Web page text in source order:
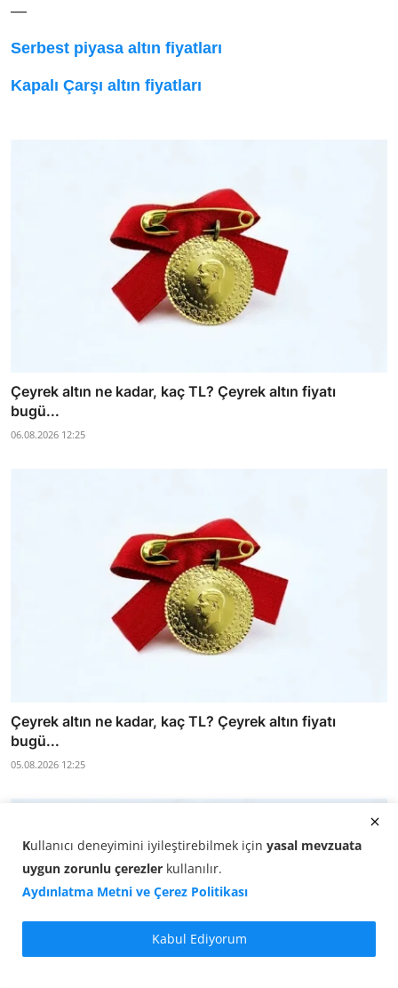
—
Serbest piyasa altın fiyatları
Kapalı Çarşı altın fiyatları
Çeyrek altın ne kadar, kaç TL? Çeyrek altın fiyatı
bugü...
06.08.2026 12:25
Çeyrek altın ne kadar, kaç TL? Çeyrek altın fiyatı
bugü...
05.08.2026 12:25
Kullanıcı deneyimini iyileştirebilmek için yasal mevzuata
uygun zorunlu çerezler kullanılır.
Aydınlatma Metni ve Çerez Politikası
Kabul Ediyorum